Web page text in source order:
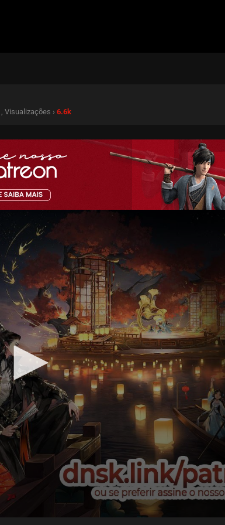
, Visualizações › 6.6k